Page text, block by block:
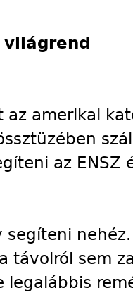
világrend
az amerikai
az ENSZ
nehéz.
távolról sem
legalábbis